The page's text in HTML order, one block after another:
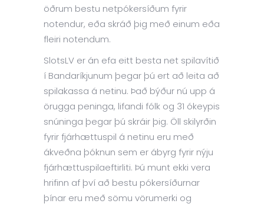
öðrum bestu netpókersíðum fyrir
notendur, eða skráð þig með einum eða
fleiri notendum.
SlotsLV er án efa eitt besta net spilavítið
í Bandaríkjunum þegar þú ert að leita að
spilakassa á netinu. Það býður nú upp á
örugga peninga, lifandi fólk og 31 ókeypis
snúninga þegar þú skráir þig. Öll skilyrðin
fyrir fjárhættuspil á netinu eru með
ákveðna þóknun sem er ábyrg fyrir nýju
fjárhættuspilaeftirliti. Þú munt ekki vera
hrifinn af því að bestu pókersíðurnar
þínar eru með sömu vörumerki og